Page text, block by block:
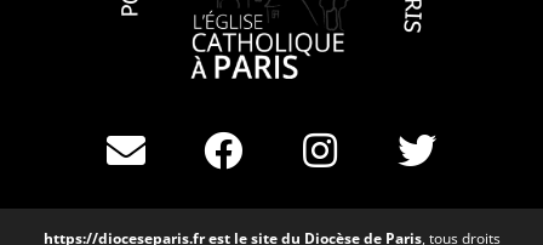
https://dioceseparis.frest le site du Diocèse de Paris, tous droits